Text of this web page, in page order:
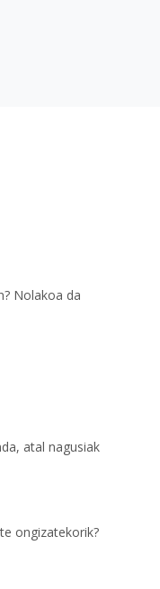
Nolakoa da
atal nagusiak
ongizatekorik?